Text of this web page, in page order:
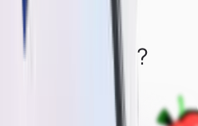
от моделей?